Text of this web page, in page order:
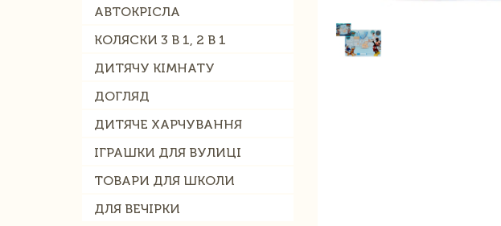
АВТОКРІСЛА
КОЛЯСКИ 3 В 1, 2 В 1
ДИТЯЧУ КІМНАТУ
ДОГЛЯД
ДИТЯЧЕ ХАРЧУВАННЯ
ІГРАШКИ ДЛЯ ВУЛИЦІ
ТОВАРИ ДЛЯ ШКОЛИ
ДЛЯ ВЕЧІРКИ